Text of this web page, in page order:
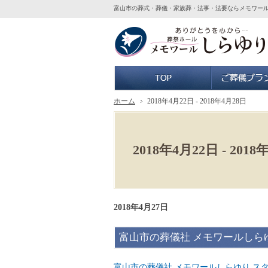
2018年4月22日 - 2018
富山市の葬式・葬儀・家族葬・法事・法要ならメモワー
2018年4月27日
富山市の葬儀社 メモワールし
ホーム 2018年4月22日 - 2018年4月28日